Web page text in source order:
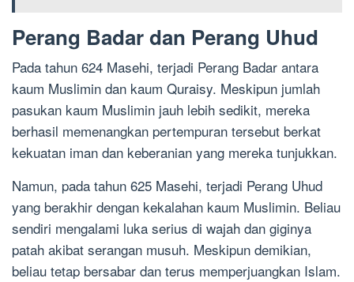
Perang Badar dan Perang Uhud
Pada tahun 624 Masehi, terjadi Perang Badar antara
kaum Muslimin dan kaum Quraisy. Meskipun jumlah
pasukan kaum Muslimin jauh lebih sedikit, mereka
berhasil memenangkan pertempuran tersebut berkat
kekuatan iman dan keberanian yang mereka tunjukkan.
Namun, pada tahun 625 Masehi, terjadi Perang Uhud
yang berakhir dengan kekalahan kaum Muslimin. Beliau
sendiri mengalami luka serius di wajah dan giginya
patah akibat serangan musuh. Meskipun demikian,
beliau tetap bersabar dan terus memperjuangkan Islam.